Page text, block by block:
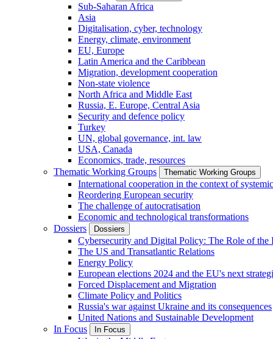
Sub-Saharan Africa
Asia
Digitalisation, cyber, technology
Energy, climate, environment
EU, Europe
Latin America and the Caribbean
Migration, development cooperation
Non-state violence
North Africa and Middle East
Russia, E. Europe, Central Asia
Security and defence policy
Turkey
UN, global governance, int. law
USA, Canada
Economics, trade, resources
Thematic Working Groups
Thematic Working Groups
International cooperation in the context of
Reordering European security
The challenge of autocratisation
Economic and technological transformations
Dossiers
Dossiers
Cybersecurity and Digital Policy: The Role of
The US and Transatlantic Relations
Energy Policy
European elections 2024 and the EU's next
Forced Displacement and Migration
Climate Policy and Politics
Russia's war against Ukraine and its consequences
United Nations and Sustainable Development
In Focus
In Focus